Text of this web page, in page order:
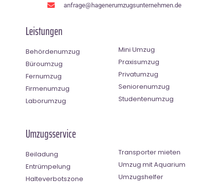
anfrage@hagenerumzugsunternehmen.de
Leistungen
Behördenumzug
Büroumzug
Fernumzug
Firmenumzug
Laborumzug
Mini Umzug
Praxisumzug
Privatumzug
Seniorenumzug
Studentenumzug
Umzugsservice
Beiladung
Entrümpelung
Halteverbotszone
Transporter mieten
Umzug mit Aquarium
Umzugshelfer